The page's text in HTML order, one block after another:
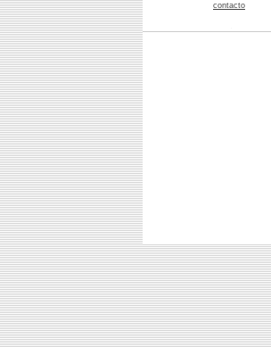
contacto